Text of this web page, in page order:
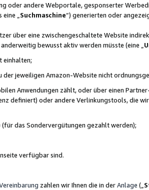
oder andere Webportale, gesponserter
„ Suchmaschine“) generierten oder
über eine zwischengeschaltete Website
bewusst aktiv werden müsste (eine „
einhalten;
jeweiligen Amazon-Website nicht
Anwendungen zählt, oder über einen
definiert) oder andere Verlinkungstools, die
das Sondervergütungen gezahlt werden);
verfügbar sind.
zahlen wir Ihnen die in derAnlage („